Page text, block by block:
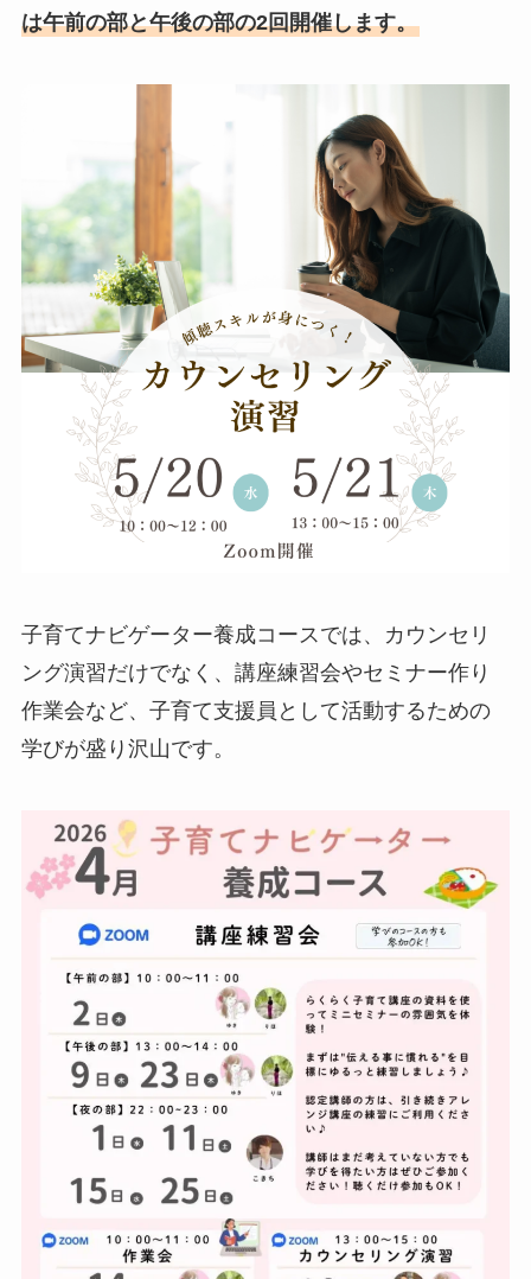
は午前の部と午後の部の2回開催します。
子育てナビゲーター養成コースでは、カウンセリ
ング演習だけでなく、講座練習会やセミナー作り
作業会など、子育て支援員として活動するための
学びが盛り沢山です。